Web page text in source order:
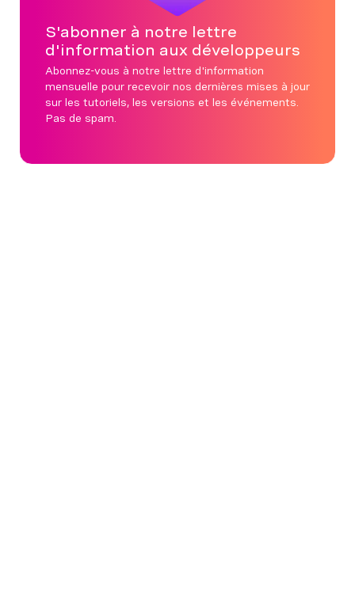
S'abonner à notre lettre
d'information aux développeurs
Abonnez-vous à notre lettre d'information
mensuelle pour recevoir nos dernières mises à jour
sur les tutoriels, les versions et les événements.
Pas de spam.